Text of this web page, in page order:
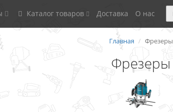
Каталог товаров Доставка О нас
Главная Фрезеры
Фрезеры